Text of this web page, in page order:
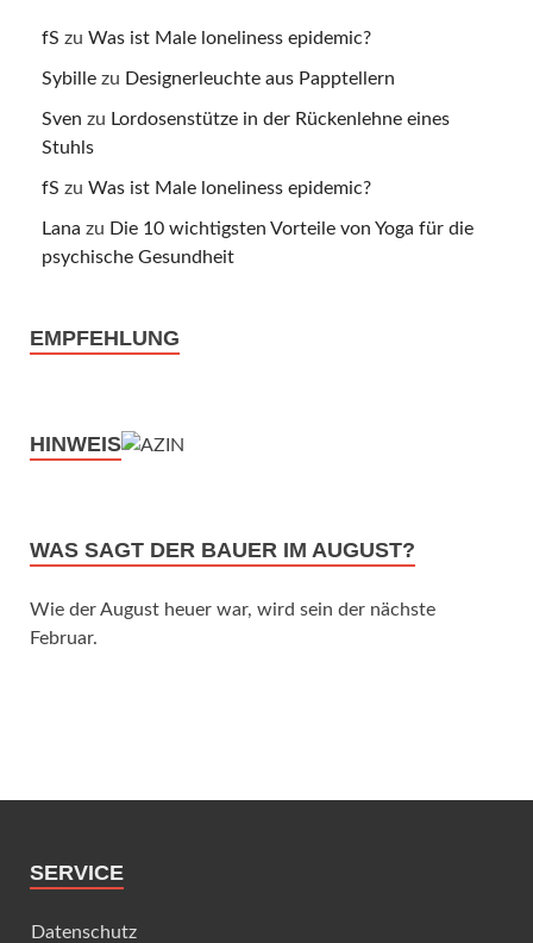
fS zu Was ist Male loneliness epidemic?
Sybille zu Designerleuchte aus Papptellern
Sven zu Lordosenstütze in der Rückenlehne eines
Stuhls
fS zu Was ist Male loneliness epidemic?
Lana zu Die 10 wichtigsten Vorteile von Yoga für die
psychische Gesundheit
EMPFEHLUNG
HINWEIS
WAS SAGT DER BAUER IM AUGUST?
Wie der August heuer war, wird sein der nächste
Februar.
SERVICE
Datenschutz